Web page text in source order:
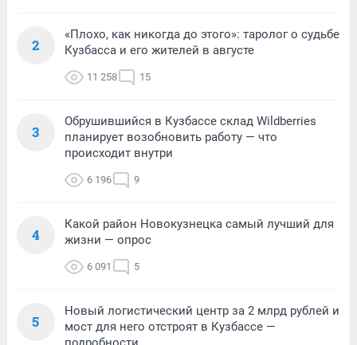
2
«Плохо, как никогда до этого»: таролог о судьбе
Кузбасса и его жителей в августе
11 258 15
3
Обрушившийся в Кузбассе склад Wildberries
планирует возобновить работу — что
происходит внутри
6 196 9
4
Какой район Новокузнецка самый лучший для
жизни — опрос
6 091 5
5
Новый логистический центр за 2 млрд рублей и
мост для него отстроят в Кузбассе —